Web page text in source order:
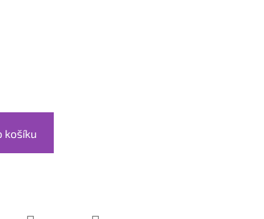
košíku